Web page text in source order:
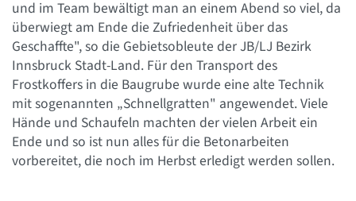
und im Team bewältigt man an einem Abend so viel, da
überwiegt am Ende die Zufriedenheit über das
Geschaffte", so die Gebietsobleute der JB/LJ Bezirk
Innsbruck Stadt-Land. Für den Transport des
Frostkoffers in die Baugrube wurde eine alte Technik
mit sogenannten „Schnellgratten" angewendet. Viele
Hände und Schaufeln machten der vielen Arbeit ein
Ende und so ist nun alles für die Betonarbeiten
vorbereitet, die noch im Herbst erledigt werden sollen.